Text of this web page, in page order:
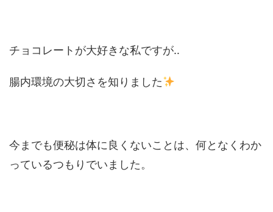
チョコレートが大好きな私ですが‥
腸内環境の大切さを知りました
今までも便秘は体に良くないことは、何となくわか
っているつもりでいました。